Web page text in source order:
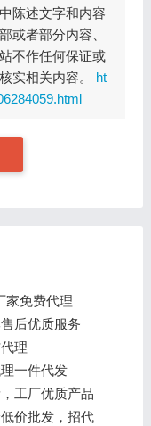
陈述文字和内容
或者部分内容、
不作任何保证或
实相关内容。 ht
家免费代理
后优质服务
理
一件代发
工厂优质产品
价批发，招代